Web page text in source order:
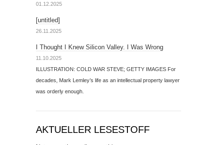
01.12.2025
[untitled]
26.11.2025
I Thought I Knew Silicon Valley. I Was Wrong
11.10.2025
ILLUSTRATION: COLD WAR STEVE; GETTY IMAGES For
decades, Mark Lemley’s life as an intellectual property lawyer
was orderly enough.
AKTUELLER LESESTOFF